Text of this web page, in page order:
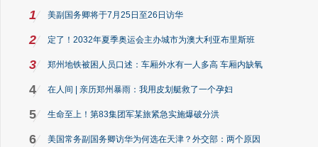
1 美副国务卿将于7月25日至26日访华
2 定了！2032年夏季奥运会主办城市为澳大利亚布里斯班
3 郑州地铁被困人员口述：车厢外水有一人多高 车厢内缺氧
4 在人间 | 亲历郑州暴雨：我用皮划艇救了一个孕妇
5 生命至上！第83集团军某旅紧急实施爆破分洪
6 美国常务副国务卿访华为何选在天津？外交部：两个原因